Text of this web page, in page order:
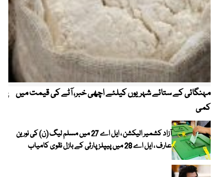
مہنگائی کے ستائے شہریوں کیلئے اچھی خبر، آٹے کی قیمت میں
کمی
آزاد کشمیر الیکشن ، ایل اے 27 میں مسلم لیگ (ن) کی نورین
عارف ، ایل اے 28 میں پیپلز پارٹی کے بازل نقوی کامیاب